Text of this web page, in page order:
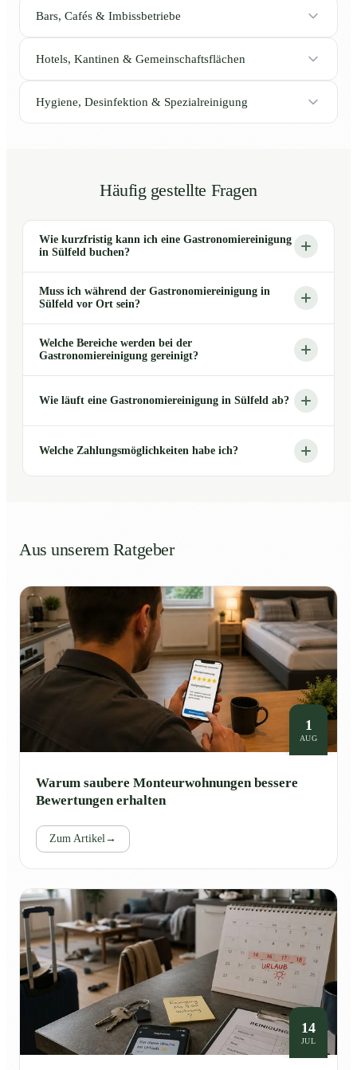
Bars, Cafés & Imbissbetriebe
Hotels, Kantinen & Gemeinschaftsflächen
Hygiene, Desinfektion & Spezialreinigung
Häufig gestellte Fragen
Wie kurzfristig kann ich eine Gastronomiereinigung
in Sülfeld buchen?
Muss ich während der Gastronomiereinigung in
Sülfeld vor Ort sein?
Welche Bereiche werden bei der
Gastronomiereinigung gereinigt?
Wie läuft eine Gastronomiereinigung in Sülfeld ab?
Welche Zahlungsmöglichkeiten habe ich?
Aus unserem Ratgeber
1
AUG
Warum saubere Monteurwohnungen bessere
Bewertungen erhalten
Zum Artikel→
14
JUL